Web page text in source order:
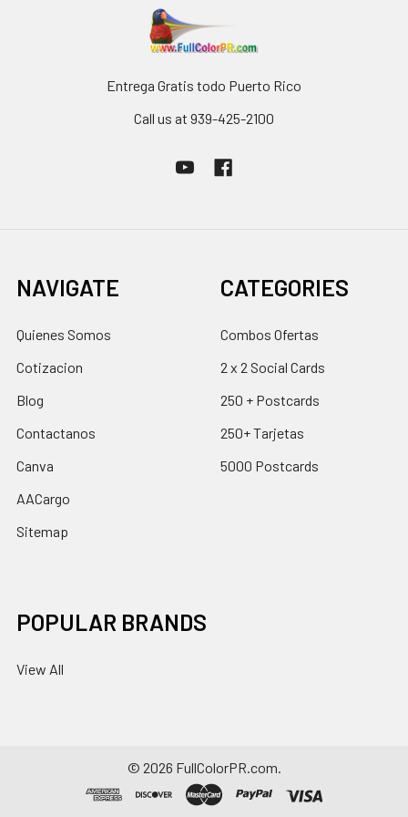
Entrega Gratis todo Puerto Rico
Call us at 939-425-2100
NAVIGATE
Quienes Somos
Cotizacion
Blog
Contactanos
Canva
AACargo
Sitemap
CATEGORIES
Combos Ofertas
2 x 2 Social Cards
250 + Postcards
250+ Tarjetas
5000 Postcards
POPULAR BRANDS
View All
© 2026 FullColorPR.com.